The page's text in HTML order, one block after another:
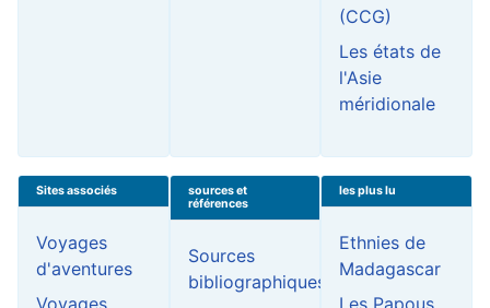
(CCG)
Les états de
l'Asie
méridionale
Sites associés
Voyages
d'aventures
Voyages
sources et
références
Sources
bibliographiques
les plus lu
Ethnies de
Madagascar
Les Papous